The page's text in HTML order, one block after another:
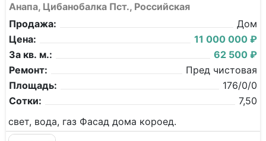
Анапа, Цибанобалка Пст., Российская
Продажа:
Дом
Цена:
11 000 000 ₽
За кв. м.:
62 500 ₽
Ремонт:
Пред чистовая
Площадь:
176/0/0
Сотки:
7,50
свет, вода, газ Фасад дома короед.